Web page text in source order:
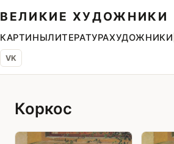
ВЕЛИКИЕ ХУДОЖНИКИ
КАРТИНЫЛИТЕРАТУРАХУДОЖНИКИ
VK
Коркос